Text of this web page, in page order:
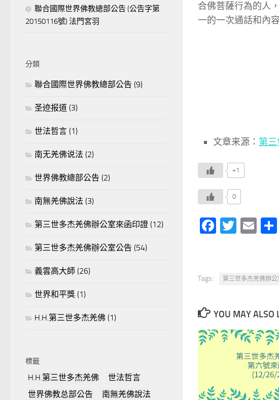
合佛菩薩行為的人
一的一次通話和內
文章来源： 第
+1
0
Facebook
Twitter
Tags: 第三世多杰羌佛辦
YOU MAY ALSO
聯合國際世界佛教總部公告 (公告字第
20150116號) 法門宮羽
分類
聯合國際世界佛教總部公告 (9)
圣迹报道 (3)
世法哲言 (1)
南无羌佛说法 (2)
世界佛教總部公告 (2)
南無羌佛說法 (3)
第三世多杰羌佛辦公室來函印證 (12)
第三世多杰羌佛辦公室公告 (54)
義雲高大師 (26)
世界和平獎 (1)
H.H.第三世多杰羌佛 (1)
標籤
H.H.第三世多杰羌佛
世法哲言
世界佛教总部公告
南無羌佛說法